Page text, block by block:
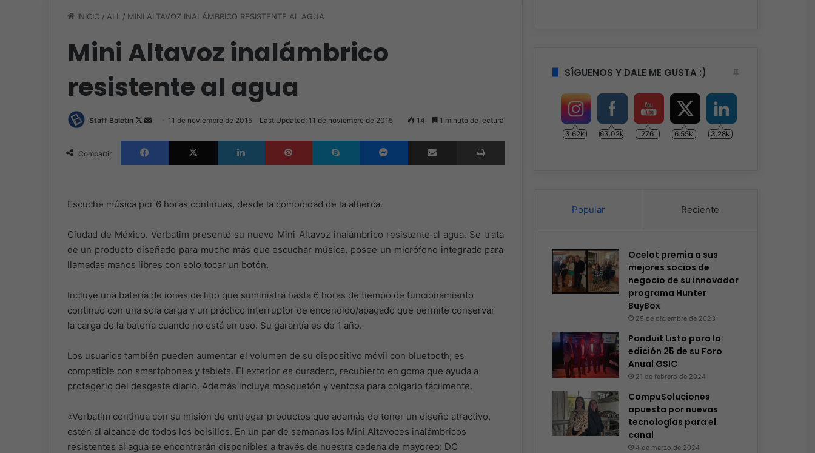
INICIO / ALL / MINI ALTAVOZ INALÁMBRICO RESISTENTE AL AGUA
Mini Altavoz inalámbrico
resistente al agua
Staff Boletín
Follow
X
Send 11 de noviembre de 2015 Last Updated: 11 de noviembre de 2015 14 1 minuto de lectura
Compartir
Facebook X LinkedIn Pinterest Skype Messenger Compartir por correo electrónico Imprimir
Escuche música por 6 horas continuas, desde la comodidad de la alberca.
Ciudad de México. Verbatim presentó su nuevo Mini Altavoz inalámbrico resistente al agua. Se trata
de un producto diseñado para mucho más que escuchar música, posee un micrófono integrado para
llamadas manos libres con solo tocar un botón.
Incluye una batería de iones de litio que suministra hasta 6 horas de tiempo de funcionamiento
continuo con una sola carga y un práctico interruptor de encendido/apagado que permite conservar
la carga de la batería cuando no está en uso. Su garantía es de 1 año.
Los usuarios también pueden aumentar el volumen de su dispositivo móvil con bluetooth; es
compatible con smartphones y tablets. El exterior es duradero, recubierto en goma que ayuda a
protegerlo del desgaste diario. Además incluye mosquetón y ventosa para colgarlo fácilmente.
«Verbatim continua con su misión de entregar productos que además de tener un diseño atractivo,
estén al alcance de todos los bolsillos. En un par de semanas los Mini Altavoces inalámbricos
resistentes al agua se encontrarán disponibles a través de nuestra cadena de mayoreo: DC
SÍGUENOS Y DALE ME GUSTA :)
3.62k 63.02k 276 6.55k 3.28k
Popular Reciente
Ocelot premia a sus
mejores socios de
negocio de su innovador
programa Hunter
BuyBox
29 de diciembre de 2023
Panduit Listo para la
edición 25 de su Foro
Anual GSIC
21 de febrero de 2024
CompuSoluciones
apuesta por nuevas
tecnologías para el
canal
4 de marzo de 2024